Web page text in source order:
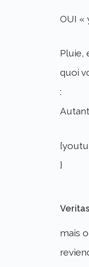
OUI «
Pluie,
quoi
:
}
Veritas
mais